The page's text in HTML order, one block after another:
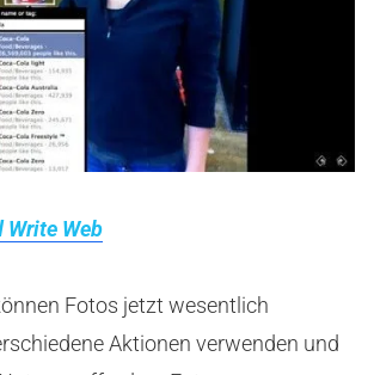
Write Web
Fotos jetzt wesentlich
Aktionen verwenden und